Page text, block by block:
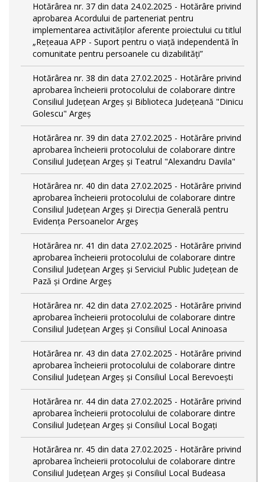
Hotărârea nr. 37 din data 24.02.2025 - Hotărâre privind
aprobarea Acordului de parteneriat pentru
implementarea activităţilor aferente proiectului cu titlul
„Rețeaua APP - Suport pentru o viață independentă în
comunitate pentru persoanele cu dizabilități”
Hotărârea nr. 38 din data 27.02.2025 - Hotărâre privind
aprobarea încheierii protocolului de colaborare dintre
Consiliul Județean Argeș și Biblioteca Județeană "Dinicu
Golescu" Argeș
Hotărârea nr. 39 din data 27.02.2025 - Hotărâre privind
aprobarea încheierii protocolului de colaborare dintre
Consiliul Județean Argeș și Teatrul "Alexandru Davila"
Hotărârea nr. 40 din data 27.02.2025 - Hotărâre privind
aprobarea încheierii protocolului de colaborare dintre
Consiliul Județean Argeș și Direcția Generală pentru
Evidența Persoanelor Argeș
Hotărârea nr. 41 din data 27.02.2025 - Hotărâre privind
aprobarea încheierii protocolului de colaborare dintre
Consiliul Județean Argeș și Serviciul Public Județean de
Pază și Ordine Argeș
Hotărârea nr. 42 din data 27.02.2025 - Hotărâre privind
aprobarea încheierii protocolului de colaborare dintre
Consiliul Județean Argeș și Consiliul Local Aninoasa
Hotărârea nr. 43 din data 27.02.2025 - Hotărâre privind
aprobarea încheierii protocolului de colaborare dintre
Consiliul Județean Argeș și Consiliul Local Berevoești
Hotărârea nr. 44 din data 27.02.2025 - Hotărâre privind
aprobarea încheierii protocolului de colaborare dintre
Consiliul Județean Argeș și Consiliul Local Bogați
Hotărârea nr. 45 din data 27.02.2025 - Hotărâre privind
aprobarea încheierii protocolului de colaborare dintre
Consiliul Județean Argeș și Consiliul Local Budeasa